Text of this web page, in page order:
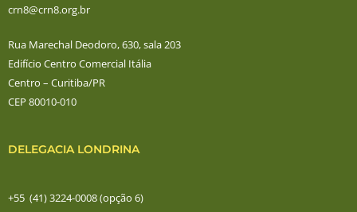
crn8@crn8.org.br
Rua Marechal Deodoro, 630, sala 203
Edifício Centro Comercial Itália
Centro – Curitiba/PR
CEP 80010-010
DELEGACIA LONDRINA
+55 (41) 3224-0008 (opção 6)